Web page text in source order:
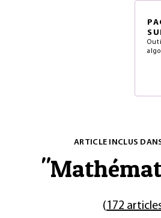
ARTICLE INCLUS
"
(172